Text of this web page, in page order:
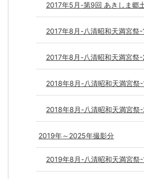
2017年5月-第9回 あきしま郷
2017年8月-八清昭和天満宮祭-
2017年8月-八清昭和天満宮祭-
2018年8月-八清昭和天満宮祭-
2018年8月-八清昭和天満宮祭-
2019年～2025年撮影分
2019年8月-八清昭和天満宮祭-